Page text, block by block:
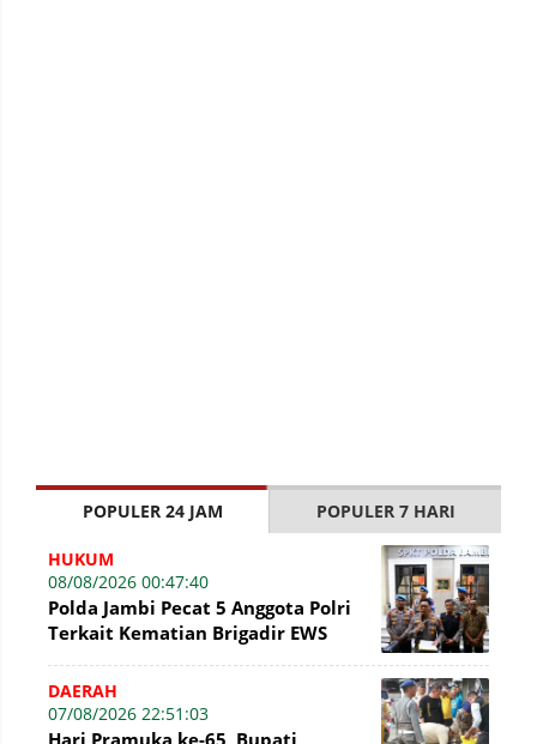
POPULER 24 JAM POPULER 7 HARI
HUKUM
08/08/2026 00:47:40
Polda Jambi Pecat 5 Anggota Polri
Terkait Kematian Brigadir EWS
DAERAH
07/08/2026 22:51:03